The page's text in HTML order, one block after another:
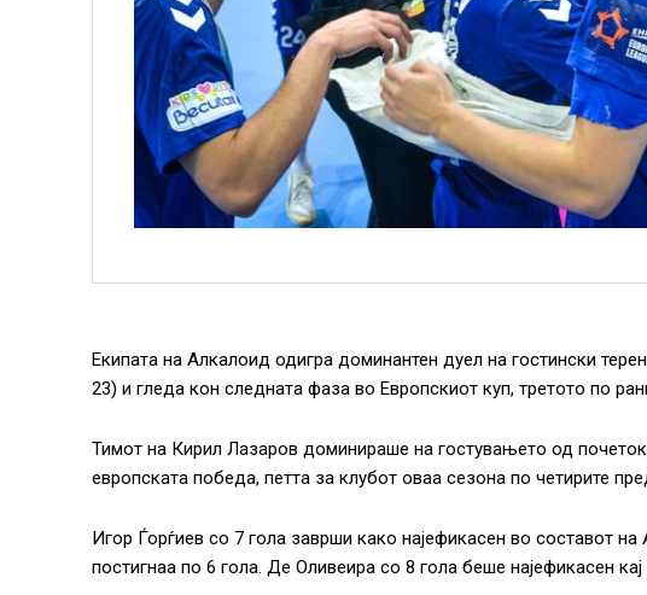
Екипата на Алкалоид одигра доминантен дуел на гостински
23) и гледа кон следната фаза во Европскиот куп, третото по
Тимот на Кирил Лазаров доминираше на гостувањето од
европската победа, петта за клубот оваа сезона по четирите
Игор Ѓорѓиев со 7 гола заврши како најефикасен во составот
постигнаа по 6 гола. Де Оливеира со 8 гола беше најефикасен